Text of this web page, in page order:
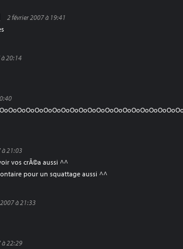
2 février 2007 à 19:41
à 20:14
à 21:03
vos crÃ©a aussi ^^
pour un squattage aussi ^^
à 21:33
à 22:29